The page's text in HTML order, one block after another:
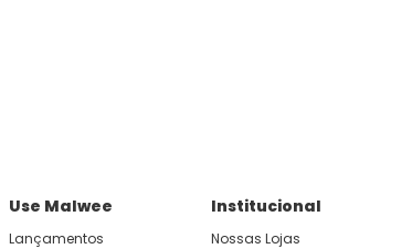
Use Malwee
Lançamentos
Institucional
Nossas Lojas